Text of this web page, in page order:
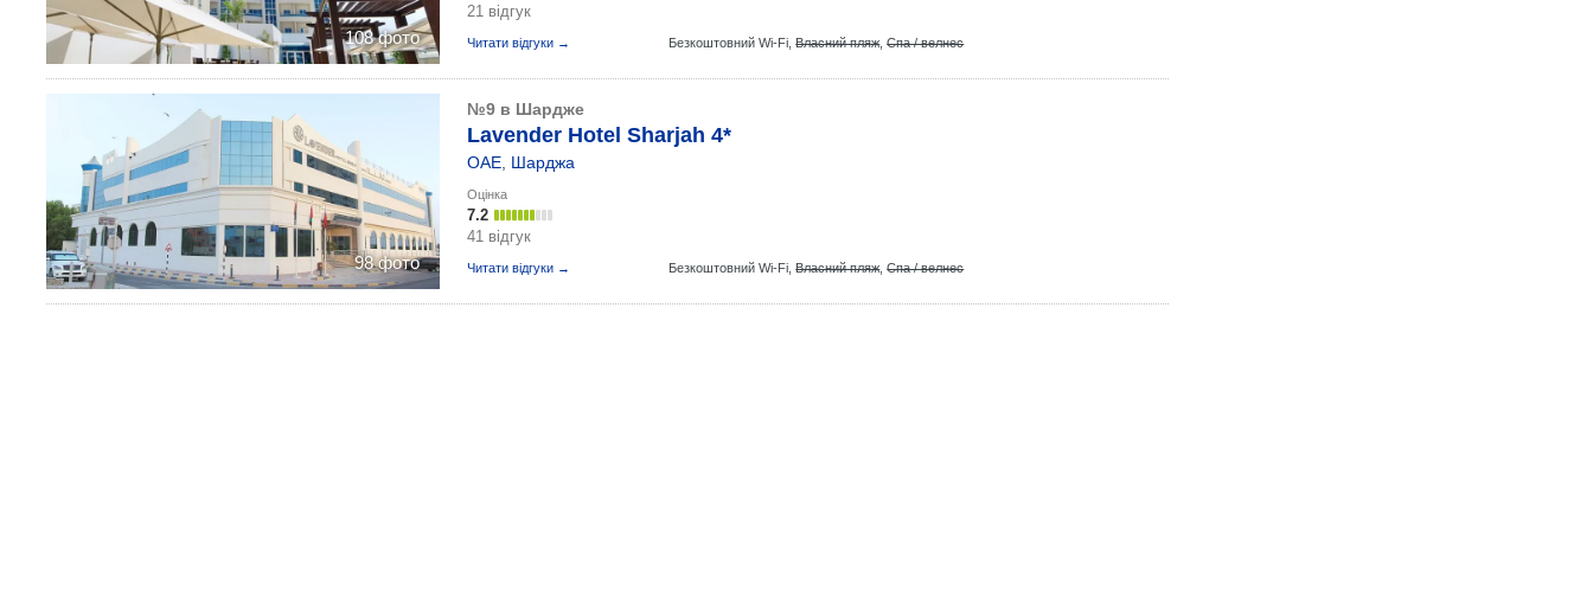
108 фото
21 відгук
Читати відгуки → Безкоштовний Wi-Fi, Власний пляж, Спа / велнес
98 фото
№9 в Шардже
Lavender Hotel Sharjah 4*
ОАЕ, Шарджа
Оцінка
7.2
41 відгук
Читати відгуки → Безкоштовний Wi-Fi, Власний пляж, Спа / велнес